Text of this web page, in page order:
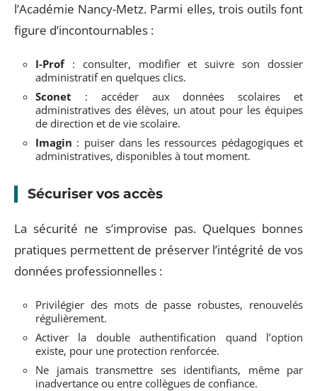
l’Académie Nancy-Metz. Parmi elles, trois outils font
figure d’incontournables :
I-Prof: consulter, modifier et suivre son dossier
administratif en quelques clics.
Sconet : accéder aux données scolaires et
administratives des élèves, un atout pour les équipes
de direction et de vie scolaire.
Imagin : puiser dans les ressources pédagogiques et
administratives, disponibles à tout moment.
Sécuriser vos accès
La sécurité ne s’improvise pas. Quelques bonnes
pratiques permettent de préserver l’intégrité de vos
données professionnelles :
Privilégier des mots de passe robustes, renouvelés
régulièrement.
Activer la double authentification quand l’option
existe, pour une protection renforcée.
Ne jamais transmettre ses identifiants, même par
inadvertance ou entre collègues de confiance.